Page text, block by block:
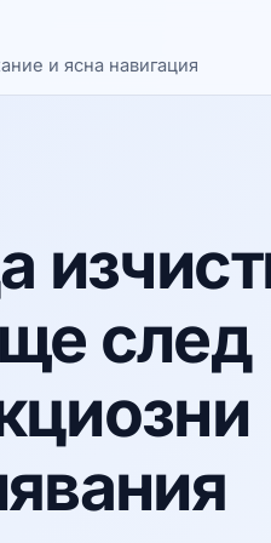
и ясна навигация
след